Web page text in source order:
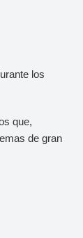
los
que,
de gran